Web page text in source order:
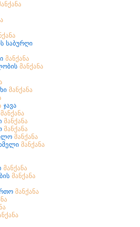
საბურღი
მანქანა
მანქანა
მანქანა
ჯავა
მანქანა
მანქანა
მანქანა
მანქანა
მანქანა
მანქანა
მანქანა
მანქანა